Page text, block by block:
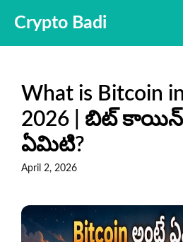
content
Crypto Badi
What is Bitcoin
2026 | బిట్
ఏమిటి?
April 2, 2026